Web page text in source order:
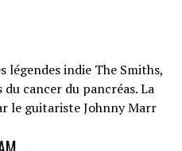
légendes indie The Smiths,
du cancer du pancréas. La
le guitariste Johnny Marr